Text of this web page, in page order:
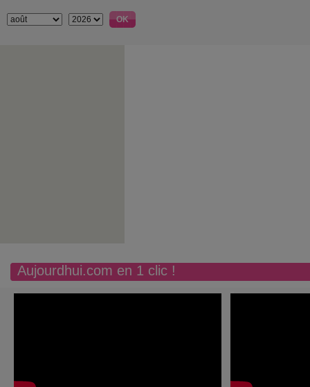
Aujourdhui.com en 1 clic !